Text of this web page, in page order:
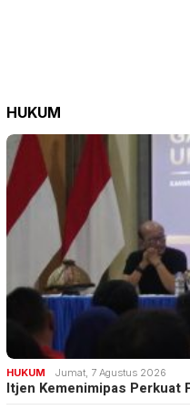
HUKUM
HUKUM Jumat, 7 Agustus 2026
Itjen Kemenimipas Perkuat